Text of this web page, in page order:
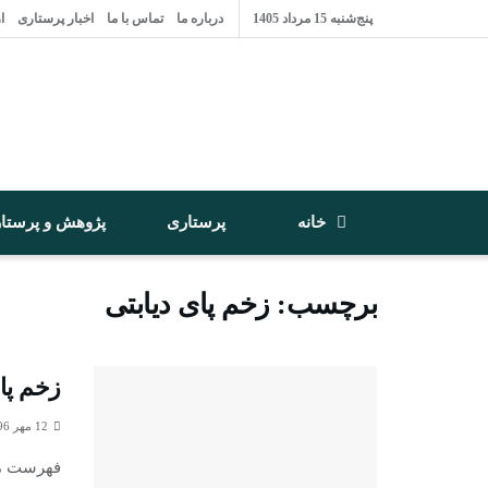
پنج‌شنبه 15 مرداد 1405 درباره ما تماس با ما اخبار پرستاری
خانه پرستاری پژوهش و
برچسب: زخم پای دیابتی
زخم
فهرست